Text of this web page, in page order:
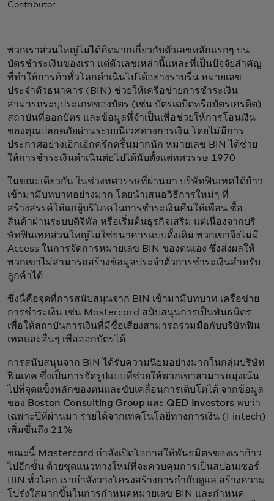
Contributor
พวกเราส่วนใหญ่ไม่ได้คิดมากเกี่ยวกับตัวเลขหลักแรกๆ บน
บัตรชำระเงินของเรา แต่ตัวเลขเหล่านี้แหละที่เป็นปัจจัยสำคัญ
ที่ทำให้การค้าทั่วโลกดำเนินไปได้อย่างราบรื่น หมายเลข
ประจำตัวธนาคาร (BIN) ช่วยให้เครือข่ายการชำระเงิน
สามารถระบุประเภทของบัตร (เช่น บัตรเดบิตหรือบัตรเครดิต)
สถาบันที่ออกบัตร และข้อมูลที่จำเป็นเพื่อช่วยให้การโอนเงิน
ของคุณปลอดภัยผ่านระบบนิเวศทางการเงิน โดยไม่มีการ
ประกาศอย่างเอิกเอิกครึกครื้นมากนัก หมายเลข BIN ได้ช่วย
ให้การชำระเงินดำเนินต่อไปได้นับตั้งแต่ทศวรรษ 1970
ในขณะเดียวกัน ในช่วงทศวรรษที่ผ่านมา บริษัทฟินเทคได้ก้าว
เข้ามามีบทบาทอย่างมาก โดยนำเสนอวิธีการใหม่ๆ ที่
สร้างสรรค์ให้แก่ผู้บริโภคในการชำระเงินคืนให้เพื่อน ซื้อ
สินค้าผ่านระบบดิจิทัล หรือเริ่มต้นธุรกิจเสริม แต่เนื่องจากบริ
ษัทฟินเทคส่วนใหญ่ไม่ใช่ธนาคารแบบดั้งเดิม พวกเขาจึงไม่มี
Access ในการจัดการหมายเลข BIN ของตนเอง ซึ่งส่งผลให้
พวกเขาไม่สามารถสร้างข้อมูลประจำตัวการชำระเงินสำหรับ
ลูกค้าได้
ซึ่งนี่คือจุดที่การสนับสนุนจาก BIN เข้ามามีบทบาท เครือข่าย
การชำระเงิน เช่น Mastercard สนับสนุนการเป็นพันธมิตร
เพื่อให้สถาบันการเงินที่มีชื่อเสียงสามารถร่วมมือกับบริษัทฟิน
เทคและอื่นๆ เพื่อออกบัตรได้
การสนับสนุนจาก BIN ได้รับความนิยมอย่างมากในกลุ่มบริษัท
ฟินเทค ซึ่งเป็นการจัดรูปแบบที่ช่วยให้พวกเขาสามารถมุ่งเน้น
ไปที่จุดแข็งหลักของตนและขับเคลื่อนการเติบโตได้ จากข้อมูล
ของ Boston Consulting Group และ QED Investorsพบว่า
เฉพาะปีที่ผ่านมา รายได้จากเทคโนโลยีทางการเงิน (Fintech)
เพิ่มขึ้นถึง 21%
ขณะนี้ Mastercard กำลังเปิดโอกาสให้พันธมิตรของเราก้าว
ไปอีกขั้น ด้วยชุดแนวทางใหม่ที่จะควบคุมการเป็นสปอนเซอร์
BIN ทั่วโลก เรากำลังวางโครงสร้างการกำกับดูแล สร้างความ
โปร่งใสมากขึ้นในการกำหนดหมายเลข BIN และกำหนด